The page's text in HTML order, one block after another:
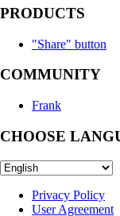
PRODUCTS
"Share" button
COMMUNITY
Frank
CHOOSE
Privacy Policy
User Agreement